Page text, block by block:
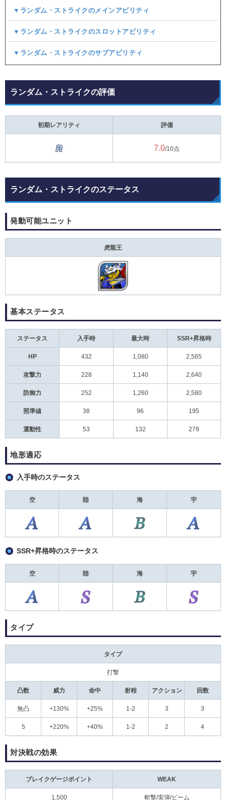
▼ランダム・ストライクのメインアビリティ
▼ランダム・ストライクのスロットアビリティ
▼ランダム・ストライクのサブアビリティ
ランダム・ストライクの評価
初期レアリティ 評価
7.0/10点
ランダム・ストライクのステータス
発動可能ユニット
虎龍王
基本ステータス
ステータス 入手時 最大時 SSR+昇格時
HP 432 1,080 2,565
攻撃力 228 1,140 2,640
防御力 252 1,260 2,580
照準値 38 96 195
運動性 53 132 279
地形適応
入手時のステータス
空 陸 海 宇
SSR+昇格時のステータス
空 陸 海 宇
タイプ
タイプ
打撃
凸数 威力 命中 射程 アクション 回数
無凸 +130% +25% 1-2 3 3
5 +220% +40% 1-2 2 4
対決戦の効果
ブレイクゲージポイント WEAK
1,500 斬撃/実弾/ビーム